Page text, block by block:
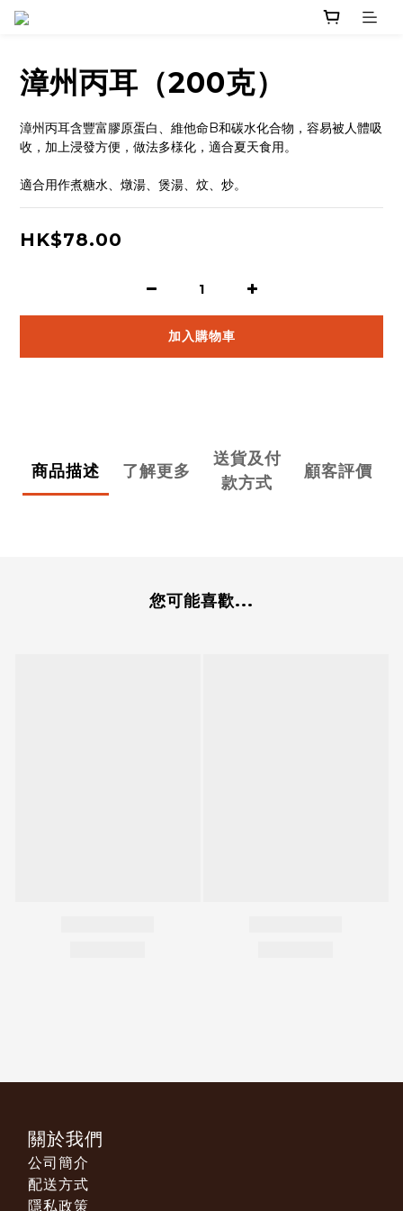
漳州丙耳（200克）
漳州丙耳含豐富膠原蛋白、維他命B和碳水化合物，容易被人體吸
收，加上浸發方便，做法多様化，適合夏天食用。
適合用作煮糖水、燉湯、煲湯、炆、炒。
HK$78.00
加入購物車
商品描述 了解更多
送貨及付
款方式
顧客評價
您可能喜歡...
關於我們
公司簡介
配送方式
隱私政策